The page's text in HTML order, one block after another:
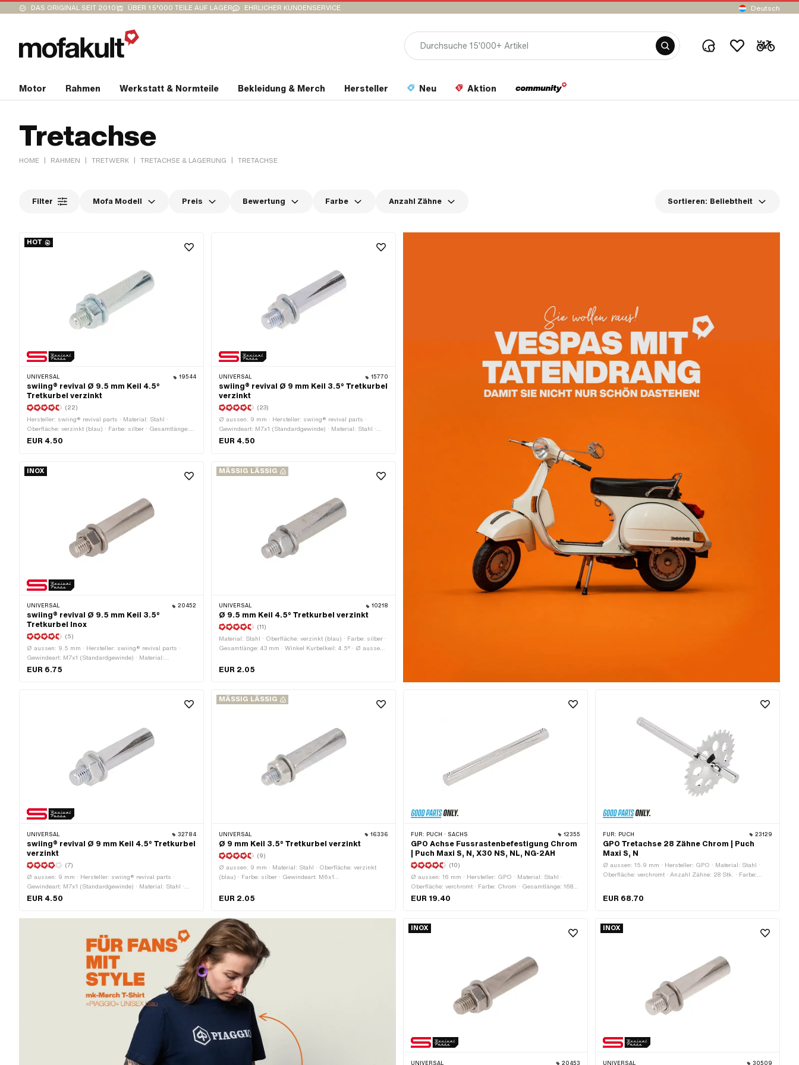
DAS ORIGINAL SEIT 2010 ÜBER 15’000 TEILE AUF LAGER EHRLICHER KUNDENSERVICE Deutsch
Motor Rahmen Werkstatt & Normteile Bekleidung & Merch Hersteller Neu Aktion
Tretachse
HOME | RAHMEN | TRETWERK | TRETACHSE & LAGERUNG | TRETACHSE
Filter Mofa Modell Preis Bewertung Farbe Anzahl Zähne Sortieren: Beliebtheit
HOT
UNIVERSAL 19544
swiing® revival Ø 9.5 mm Keil 4.5°
Tretkurbel verzinkt
(22)
Hersteller: swiing® revival parts · Material: Stahl ·
Oberfläche: verzinkt (blau) · Farbe: silber · Gesamtlänge:
43 mm · Winkel Kurbelkeil: 4.5° · Ø aussen: 9.5 mm ·
EUR 4.50
UNIVERSAL 15770
swiing® revival Ø 9 mm Keil 3.5° Tretkurbel
verzinkt
(23)
Ø aussen: 9 mm · Hersteller: swiing® revival parts ·
Gewindeart: M7x1 (Standardgewinde) · Material: Stahl ·
Oberfläche: verzinkt (blau) · Farbe: silber · Winkel
EUR 4.50
INOX
UNIVERSAL 20452
swiing® revival Ø 9.5 mm Keil 3.5°
Tretkurbel Inox
(5)
Ø aussen: 9.5 mm · Hersteller: swiing® revival parts ·
Gewindeart: M7x1 (Standardgewinde) · Material:
Chromstahl (umgangssprachlich bekannt als Nirosta) ·
EUR 6.75
MÄSSIG LÄSSIG
UNIVERSAL 10218
Ø 9.5 mm Keil 4.5° Tretkurbel verzinkt
(11)
Material: Stahl · Oberfläche: verzinkt (blau) · Farbe: silber ·
Gesamtlänge: 43 mm · Winkel Kurbelkeil: 4.5° · Ø aussen:
EUR 2.05
UNIVERSAL 32784
swiing® revival Ø 9 mm Keil 4.5° Tretkurbel
verzinkt
(7)
Ø aussen: 9 mm · Hersteller: swiing® revival parts ·
Gewindeart: M7x1 (Standardgewinde) · Material: Stahl ·
Oberfläche: verzinkt (blau) · Farbe: silber · Winkel
EUR 4.50
MÄSSIG LÄSSIG
UNIVERSAL 16336
Ø 9 mm Keil 3.5° Tretkurbel verzinkt
(9)
Ø aussen: 9 mm · Material: Stahl · Oberfläche: verzinkt
(blau) · Farbe: silber · Gewindeart: M6x1
Gesamtlänge: 43 mm
EUR 2.05
FÜR: PUCH · SACHS 12355
GPO Achse Fussrastenbefestigung Chrom
| Puch Maxi S, N, X30 NS, NL, NG-2AH
(10)
Ø aussen: 16 mm · Hersteller: GPO · Material: Stahl ·
Oberfläche: verchromt · Farbe: Chrom · Gesamtlänge: 168
mm
EUR 19.40
FÜR: PUCH 23129
GPO Tretachse 28 Zähne Chrom | Puch
Maxi S, N
Ø aussen: 15.9 mm · Hersteller: GPO · Material: Stahl ·
Oberfläche: verchromt · Anzahl Zähne: 28 Stk. · Farbe:
EUR 68.70
INOX
UNIVERSAL 20453
INOX
UNIVERSAL 30509